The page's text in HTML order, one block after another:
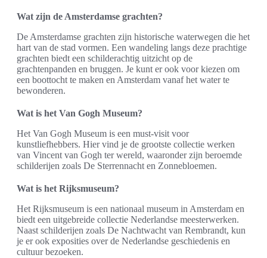
Wat zijn de Amsterdamse grachten?
De Amsterdamse grachten zijn historische waterwegen die het
hart van de stad vormen. Een wandeling langs deze prachtige
grachten biedt een schilderachtig uitzicht op de
grachtenpanden en bruggen. Je kunt er ook voor kiezen om
een boottocht te maken en Amsterdam vanaf het water te
bewonderen.
Wat is het Van Gogh Museum?
Het Van Gogh Museum is een must-visit voor
kunstliefhebbers. Hier vind je de grootste collectie werken
van Vincent van Gogh ter wereld, waaronder zijn beroemde
schilderijen zoals De Sterrennacht en Zonnebloemen.
Wat is het Rijksmuseum?
Het Rijksmuseum is een nationaal museum in Amsterdam en
biedt een uitgebreide collectie Nederlandse meesterwerken.
Naast schilderijen zoals De Nachtwacht van Rembrandt, kun
je er ook exposities over de Nederlandse geschiedenis en
cultuur bezoeken.